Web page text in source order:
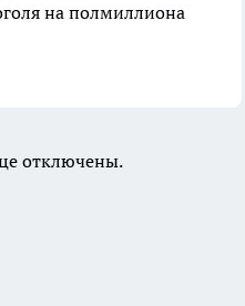
на полмиллиона
отключены.